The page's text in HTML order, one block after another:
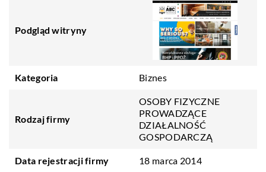
Podgląd witryny
Kategoria Biznes
Rodzaj firmy
OSOBY FIZYCZNE
PROWADZĄCE
DZIAŁALNOŚĆ
GOSPODARCZĄ
Data rejestracji firmy 18 marca 2014